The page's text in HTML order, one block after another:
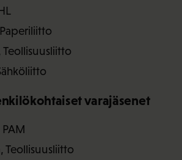
varajäsenet
Teollisuusliitto